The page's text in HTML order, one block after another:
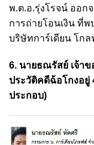
พ.ต.อ.รุ่งโรจน์ ออก
การถ่ายโอนเงิน ที่
บริษัทการ์เดียน โก
6. นายธณรัสย์ เจ้า
ประวัติคดีฉ้อโกงอ
ประกอบ)